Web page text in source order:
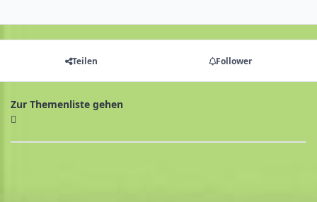
Teilen Follower
Zur Themenliste gehen